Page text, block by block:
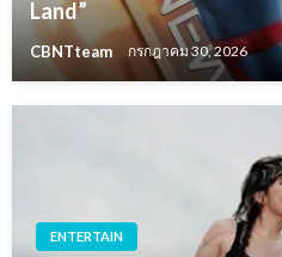
Land”
CBNTteam กรกฎาคม 30, 2026
ENTERTAIN